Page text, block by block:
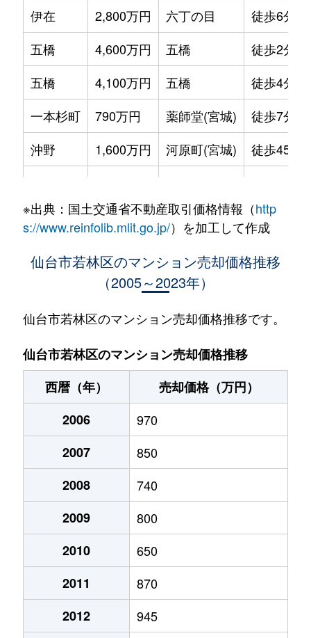
伊在
2,800万円 六丁の目
徒歩6分
五橋
4,600万円 五橋
徒歩2分
五橋
4,100万円 五橋
徒歩4分
一本杉町
790万円 薬師堂(宮城)
徒歩7分
沖野
1,600万円 河原町(宮城)
徒歩45分
蒲町東
2,500万円 六丁の目
徒歩8分
2,100万円 河原町(宮城)
河原町
2,400万円 河原町(宮城)
徒歩1分
河原町
1,700万円 河原町(宮城)
河原町
2,400万円 河原町(宮城)
徒歩6分
河原町
3,700万円
河原町
1,800万円
三百人町
1,000万円
520万円
5,800万円
2,500万円
3,200万円
※出典：国土交通省不動産取引価格情報（http
s://www.reinfolib.mlit.go.jp/）を加工して作成
仙台市若林区のマンション売却価格推移
（2005～2023年）
仙台市若林区のマンション売却価格推移です。
仙台市若林区のマンション売却価格推移
西暦（年）
売却価格（万円）
2006
970
2007
850
2008
740
2009
800
2010
650
2011
870
2012
945